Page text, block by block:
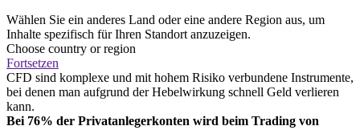
Wählen Sie ein anderes Land oder eine andere Region aus, um
Inhalte spezifisch für Ihren Standort anzuzeigen.
Choose country or region
Fortsetzen
CFD sind komplexe und mit hohem Risiko verbundene Instrumente,
bei denen man aufgrund der Hebelwirkung schnell Geld verlieren
kann.
Bei 76% der Privatanlegerkonten wird beim Trading von